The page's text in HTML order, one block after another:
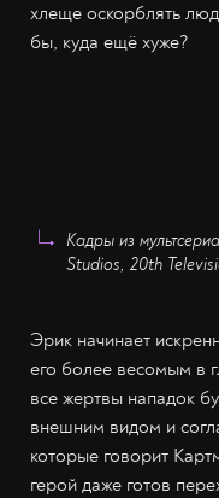
хлеще оскорблять
бы, куда ещё хуже?
Кадры из
Studios, 20th
Эрик начинает
его более весомым в
все жертвы нападок
внешним видом и
которые говорит
герой даже готов